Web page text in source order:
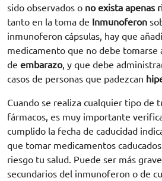
sido observados o no exista apenas
tanto en la toma de Inmunoferon
inmunoferon cápsulas, hay que
medicamento que no debe tomarse
de embarazo, y que debe
casos de personas que padezcan
Cuando se realiza cualquier tipo de
fármacos, es muy importante
cumplido la fecha de caducidad
que tomar medicamentos
riesgo tu salud. Puede ser más
secundarios del inmunoferon o de